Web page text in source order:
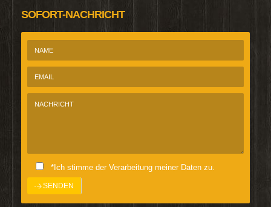
SOFORT-NACHRICHT
*Ich stimme der Verarbeitung meiner Daten zu.